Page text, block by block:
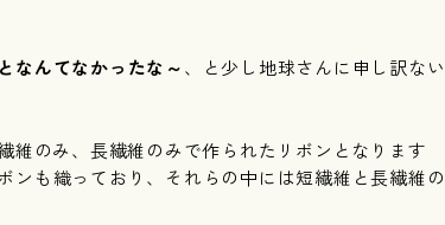
なんてなかったな～、と少し地球さんに申し訳ない
維のみ、長繊維のみで作られたリボンとなります
ンも織っており、それらの中には短繊維と長繊維の